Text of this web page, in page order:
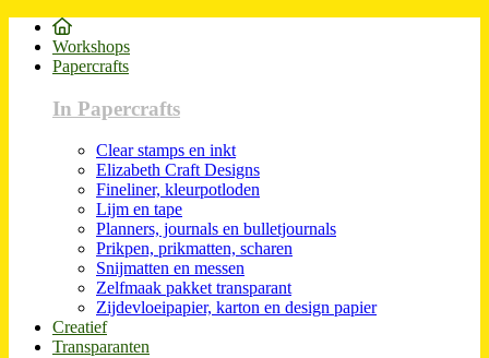
Workshops
Papercrafts
In Papercrafts
Clear stamps en inkt
Elizabeth Craft Designs
Fineliner, kleurpotloden
Lijm en tape
Planners, journals en bulletjournals
Prikpen, prikmatten, scharen
Snijmatten en messen
Zelfmaak pakket transparant
Zijdevloeipapier, karton en design papier
Creatief
Transparanten